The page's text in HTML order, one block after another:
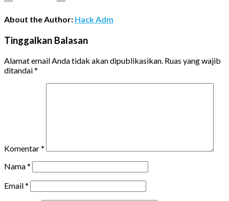
About the Author: Hack Adm
Tinggalkan Balasan
Alamat email Anda tidak akan dipublikasikan. Ruas yang wajib
ditandai*
Komentar*
Nama*
Email*